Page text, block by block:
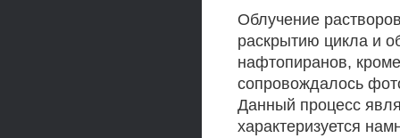
Облучение
раскрытию цикла и
нафтопиранов,
сопровождалось
Данный процесс
характеризуется